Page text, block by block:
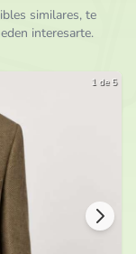
similares, te
interesarte.
1 de 5